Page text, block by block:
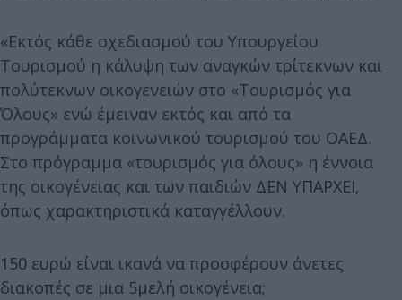
«Εκτός κάθε σχεδιασμού του Υπουργείου
Τουρισμού η κάλυψη των αναγκών τρίτεκνων και
πολύτεκνων οικογενειών στο «Τουρισμός για
Όλους» ενώ έμειναν εκτός και από τα
προγράμματα κοινωνικού τουρισμού του ΟΑΕΔ.
Στο πρόγραμμα «τουρισμός για όλους» η έννοια
της οικογένειας και των παιδιών ΔΕΝ ΥΠΑΡΧΕΙ,
όπως χαρακτηριστικά καταγγέλλουν.
150 ευρώ είναι ικανά να προσφέρουν άνετες
διακοπές σε μια 5μελή οικογένεια;